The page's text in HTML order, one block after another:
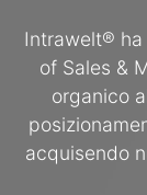
Intrawelt®
of Sales &
organico
acquisendo